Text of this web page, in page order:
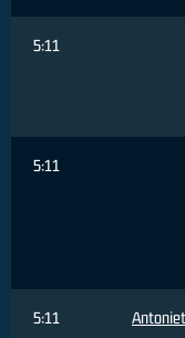
5:11
5:11
5:11